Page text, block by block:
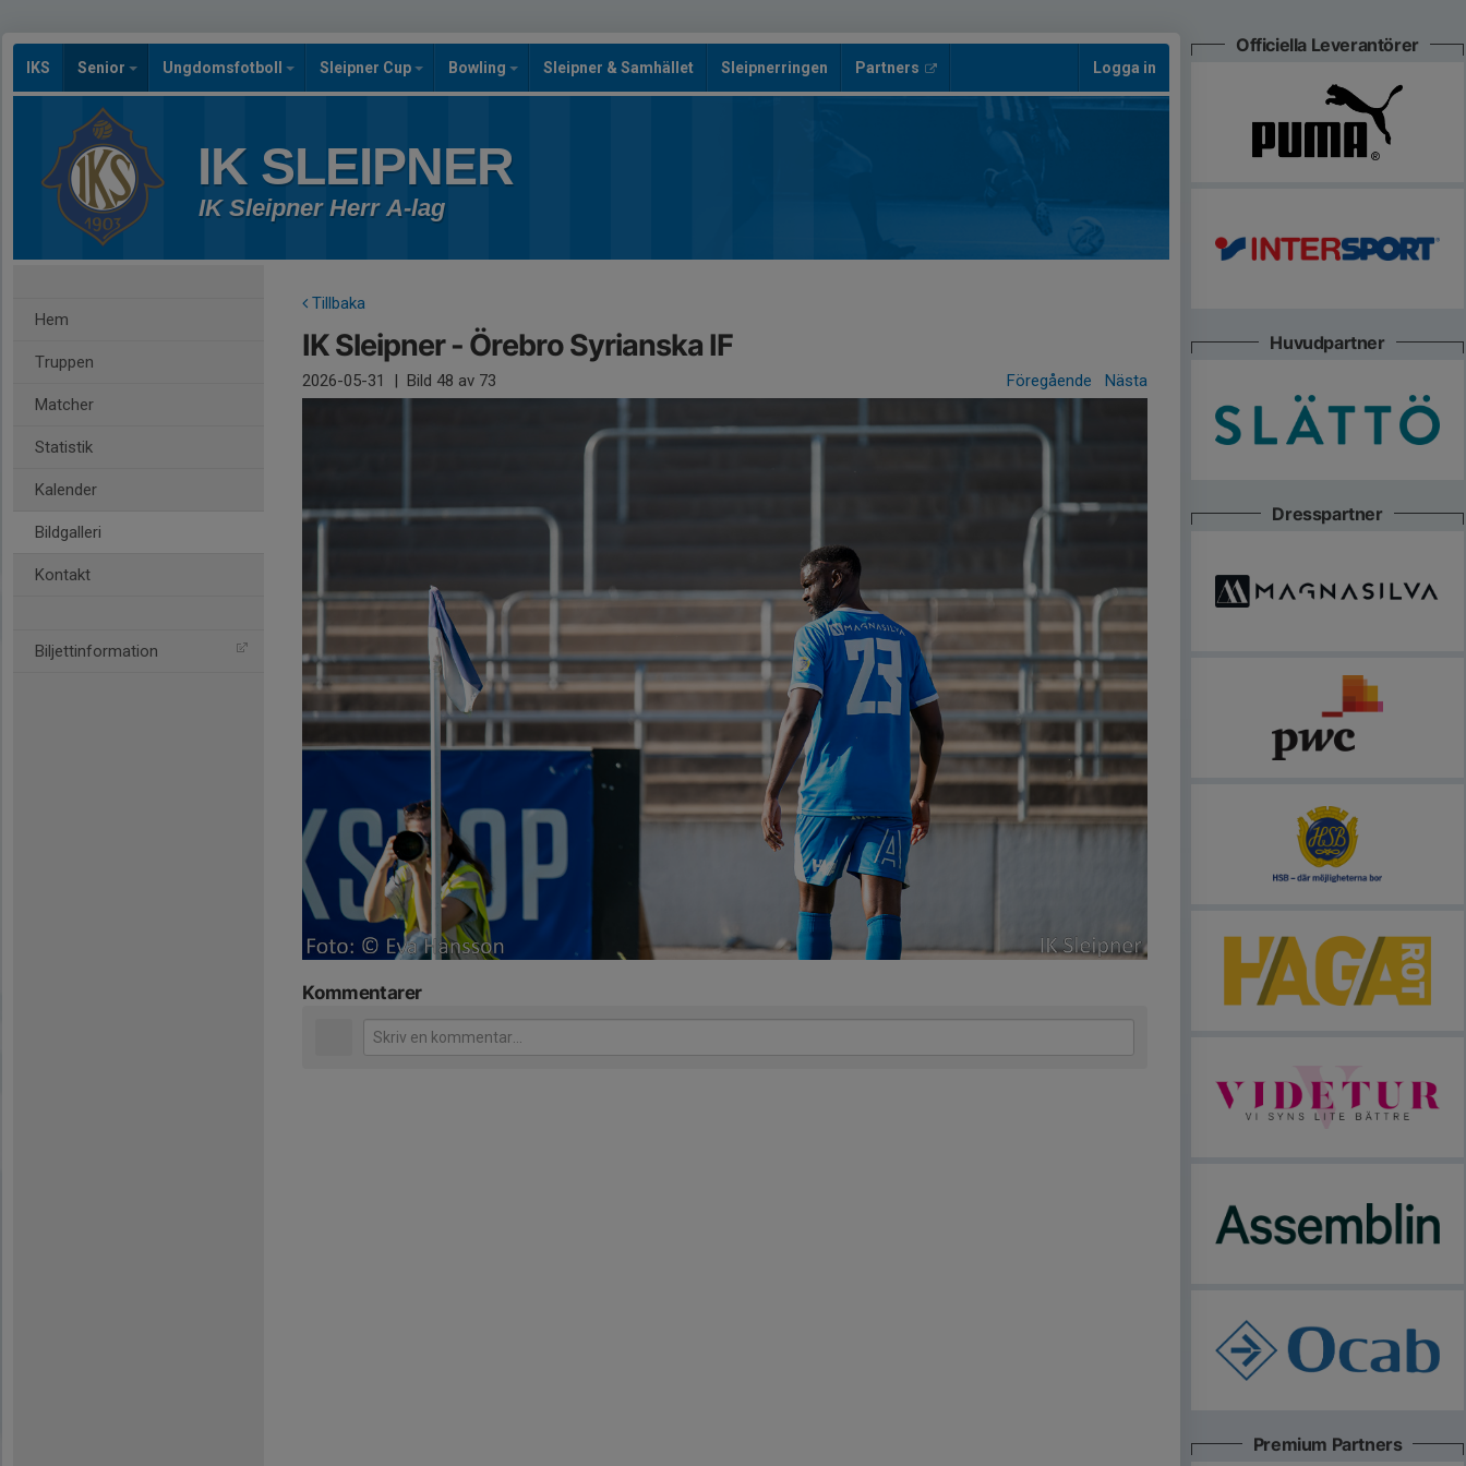
IKS Senior Ungdomsfotboll Sleipner Cup Bowling Sleipner & Samhället Sleipnerringen Partners Logga in
IK SLEIPNER
IK Sleipner Herr A-lag
Hem
Truppen
Matcher
Statistik
Kalender
Bildgalleri
Kontakt
Biljettinformation
Tillbaka
IK Sleipner - Örebro Syrianska IF
2026-05-31 | Bild 48 av 73 Föregående Nästa
Kommentarer
Officiella Leverantörer
Huvudpartner
Dresspartner
Premium Partners